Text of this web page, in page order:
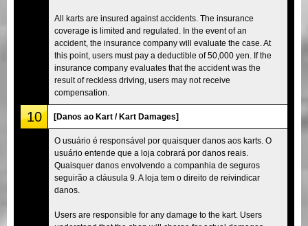
All karts are insured against accidents. The insurance
coverage is limited and regulated. In the event of an
accident, the insurance company will evaluate the case. At
this point, users must pay a deductible of 50,000 yen. If the
insurance company evaluates that the accident was the
result of reckless driving, users may not receive
compensation.
10 [Danos ao Kart / Kart Damages]
O usuário é responsável por quaisquer danos aos karts. O
usuário entende que a loja cobrará por danos reais.
Quaisquer danos envolvendo a companhia de seguros
seguirão a cláusula 9. A loja tem o direito de reivindicar
danos.
Users are responsible for any damage to the kart. Users